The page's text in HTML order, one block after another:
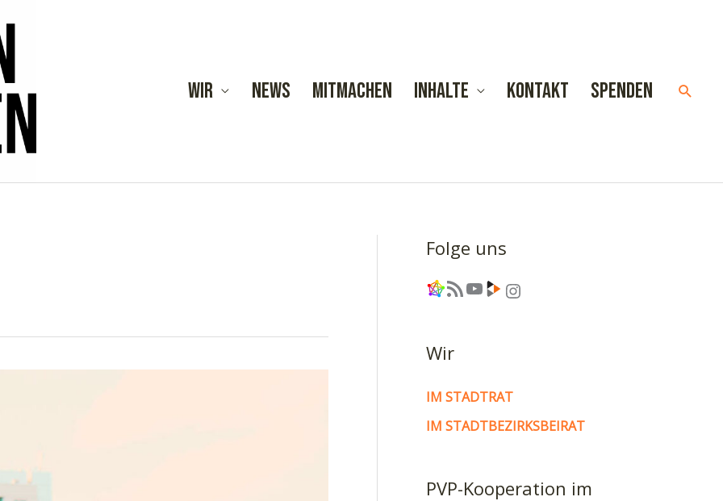
Wir News Mitmachen Inhalte Kontakt Spenden
Folge uns
Link RSS-Feed YouTube Link Instagram
Wir
IM STADTRAT
IM STADTBEZIRKSBEIRAT
PVP-Kooperation im